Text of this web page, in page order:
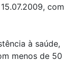
com
à saúde,
menos de 50